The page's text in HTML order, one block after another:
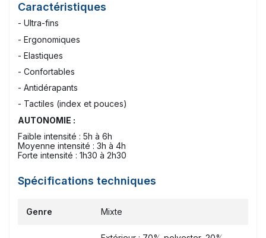
Caractéristiques
- Ultra-fins
- Ergonomiques
- Elastiques
- Confortables
- Antidérapants
- Tactiles (index et pouces)
AUTONOMIE :
Faible intensité : 5h à 6h
Moyenne intensité : 3h à 4h
Forte intensité : 1h30 à 2h30
Spécifications techniques
Genre Mixte